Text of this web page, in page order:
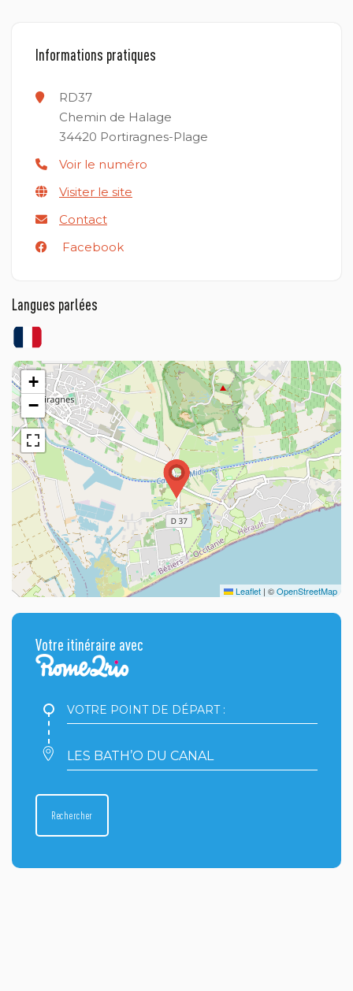
Informations pratiques
RD37
Chemin de Halage
34420 Portiragnes-Plage
Voir le numéro
Visiter le site
Contact
Facebook
Langues parlées
+
−
Leaflet | ©OpenStreetMap
Votre itinéraire avec
Votre
point
:Votre
point
:
Rechercher